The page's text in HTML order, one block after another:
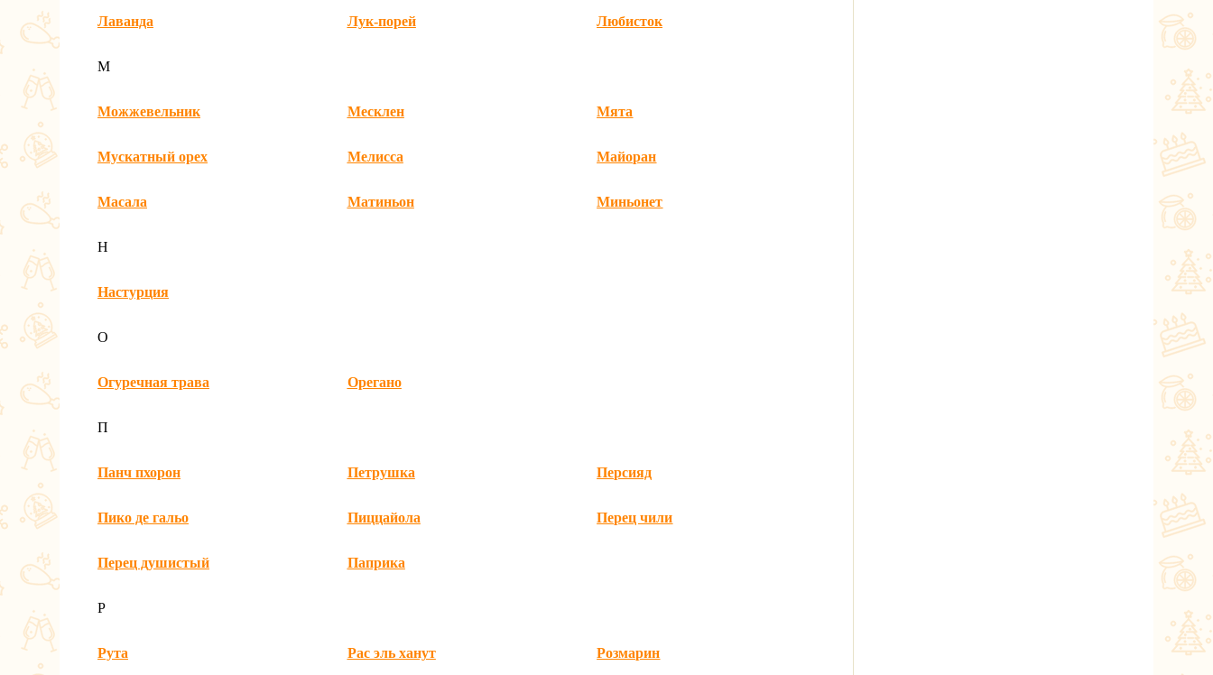
Лаванда Лук-порей Любисток
М
Можжевельник Месклен Мята
Мускатный орех Мелисса Майоран
Масала Матиньон Миньонет
Н
Настурция
О
Огуречная трава Орегано
П
Панч пхорон Петрушка Персияд
Пико де гальо Пиццайола Перец чили
Перец душистый Паприка
Р
Рута Рас эль ханут Розмарин